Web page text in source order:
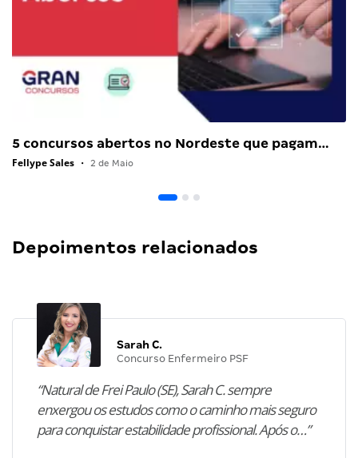
5 concursos abertos no Nordeste que pagam…
Fellype Sales • 2 de Maio
Depoimentos relacionados
Sarah C.
Concurso Enfermeiro PSF
“Natural de Frei Paulo (SE), Sarah C. sempre
enxergou os estudos como o caminho mais seguro
para conquistar estabilidade profissional. Após o…”